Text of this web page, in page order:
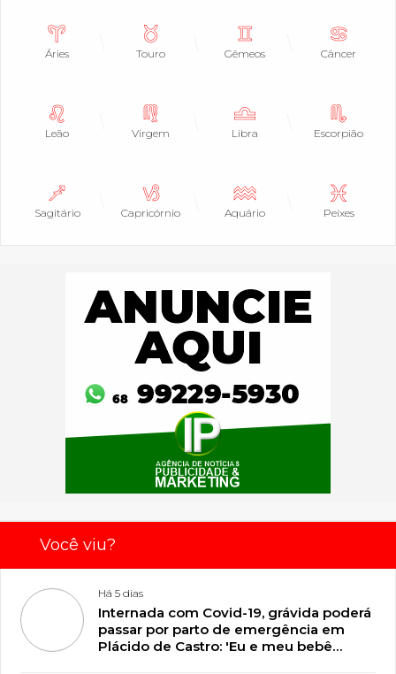
Áries Touro Gêmeos Câncer
Leão Virgem Libra Escorpião
Sagitário Capricórnio Aquário Peixes
Você viu?
Há 5 dias
Internada com Covid-19, grávida poderá
passar por parto de emergência em
Plácido de Castro: 'Eu e meu bebê